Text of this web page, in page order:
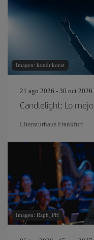
Imagen: kondr.konst
21 ago 2026 - 30 oct 2026
Candlelight: Lo
Literaturhaus Frankfurt
Imagen: Raph_PH